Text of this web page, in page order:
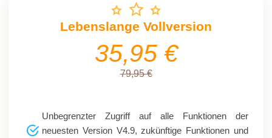
Lebenslange Vollversion
35,95 €
79,95 €
Unbegrenzter Zugriff auf alle Funktionen der
neuesten Version V4.9, zukünftige Funktionen und